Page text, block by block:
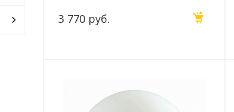
3 770 руб.